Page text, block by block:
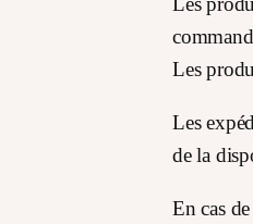
Les
Les
de la
En cas